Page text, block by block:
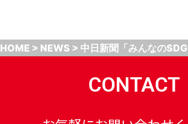
HOME > NEWS > 中日新聞「みんなの
CONTACT